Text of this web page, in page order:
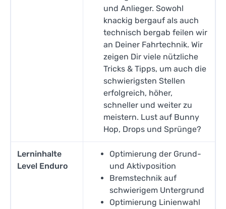
und Anlieger. Sowohl
knackig bergauf als auch
technisch bergab feilen wir
an Deiner Fahrtechnik. Wir
zeigen Dir viele nützliche
Tricks & Tipps, um auch die
schwierigsten Stellen
erfolgreich, höher,
schneller und weiter zu
meistern. Lust auf Bunny
Hop, Drops und Sprünge?
Lerninhalte
Level Enduro
Optimierung der Grund-
und Aktivposition
Bremstechnik auf
schwierigem Untergrund
Optimierung Linienwahl